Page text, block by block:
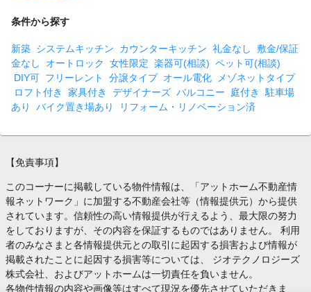
条件から探す
新築 システムキッチン カウンターキッチン 礼金なし
敷金/保証
金なし
オートロック 女性限定 楽器可(相談) ペット可(相談)
DIY可 フリーレント 分譲タイプ オール電化
メゾネットタイプ
ロフト付き
家具付き デザイナーズ バルコニー 庭付き
駐車場
あり
バイク置き場あり リフォーム・リノベーション済
【免責事項】
このコーナーに掲載している物件情報は、「アットホーム不動産情
報ネットワーク」に加盟する不動産会社等（情報提供元）から提供
されています。信頼性の高い情報提供が行えるよう、最大限の努力
をしておりますが、その内容を保証するものではありません。 利用
者のみなさまと各情報提供元との取引に起因する損害および情報が
掲載されたことに起因する損害等については、 ジオテクノロジーズ
株式会社、およびアットホームは一切責任を負いません。
各物件情報の内容や画像等はすべて現況を優先させていただきま